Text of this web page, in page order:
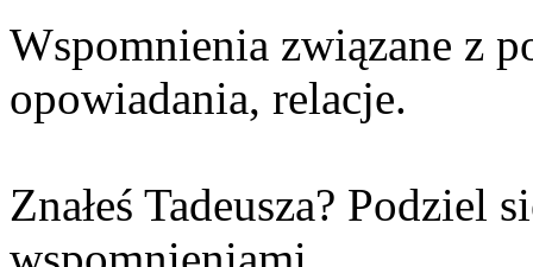
Wspomnienia związane z
opowiadania, relacje.
Znałeś Tadeusza? Podziel